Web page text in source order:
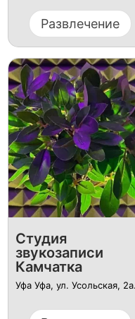
Развлечение
Студия
звукозаписи
Камчатка
Уфа Уфа, ул. ​Усольская, 2а.